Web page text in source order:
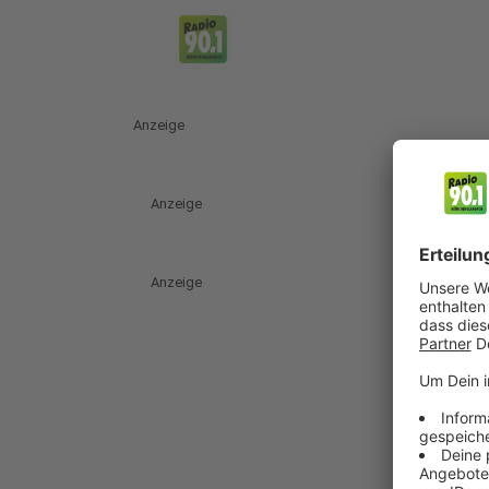
Anzeige
Anzeige
Anzeige